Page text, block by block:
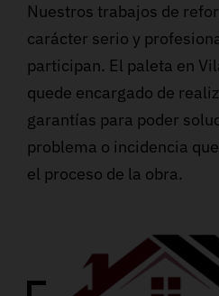
Nuestros trabajos de
carácter serio y
participan. El paleta en
quede encargado de
garantías para poder
problema o incidencia
el proceso de la obra.